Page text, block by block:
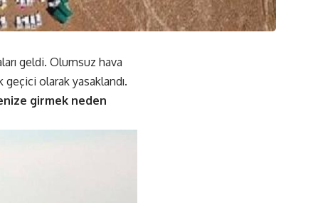
geldi. Olumsuz hava
olarak yasaklandı.
girmek neden